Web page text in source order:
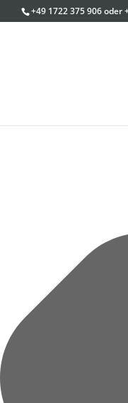
Cookie-Zustimmung
+49 1722 375 906oder